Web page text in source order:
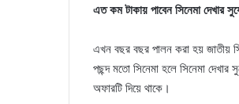
এত কম টাকায় পাবেন সিনেমা দেখার
এখন বছর বছর পালন করা হয় জাতীয়
পছন্দ মতো সিনেমা হলে সিনেমা
অফারটি দিয়ে থাকে।